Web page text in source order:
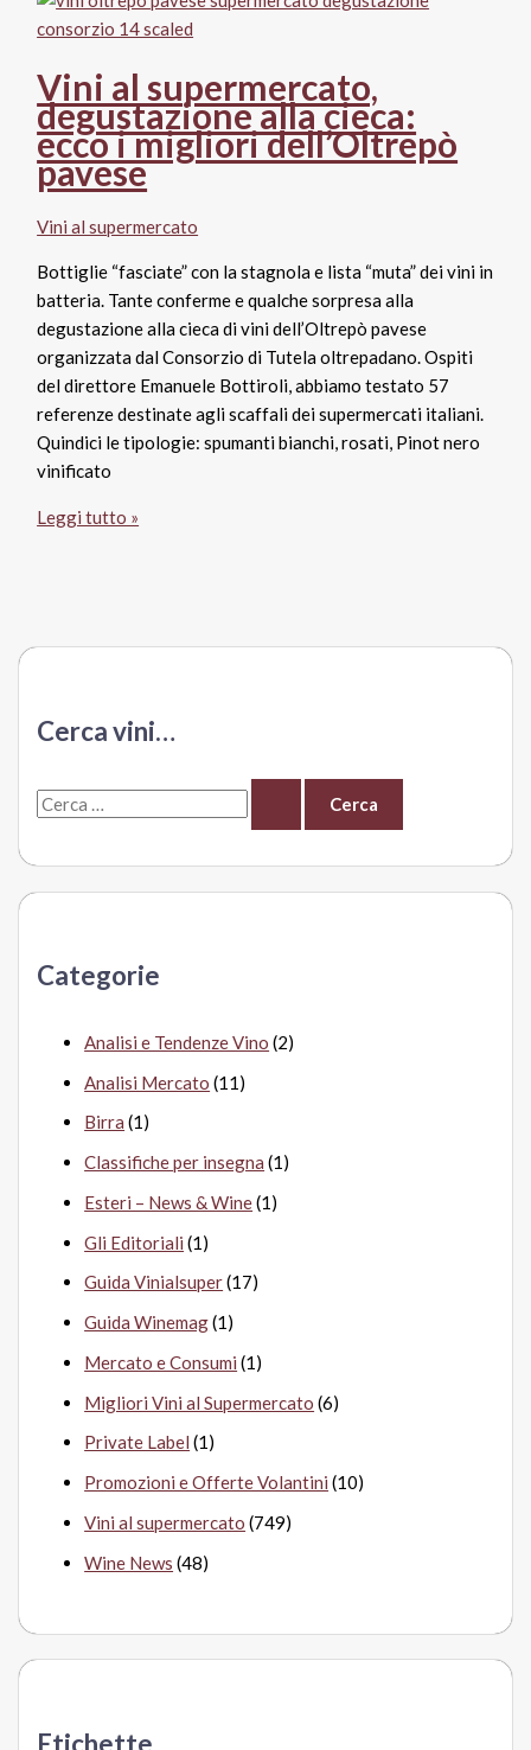
pavese
Doc
2024,
Quaquarini
Vini al supermercato,
degustazione alla cieca:
ecco i migliori dell’Oltrepò
pavese
Vini al supermercato
Bottiglie “fasciate” con la stagnola e lista “muta” dei vini in
batteria. Tante conferme e qualche sorpresa alla
degustazione alla cieca di vini dell’Oltrepò pavese
organizzata dal Consorzio di Tutela oltrepadano. Ospiti
del direttore Emanuele Bottiroli, abbiamo testato 57
referenze destinate agli scaffali dei supermercati italiani.
Quindici le tipologie: spumanti bianchi, rosati, Pinot nero
vinificato
Vini
migliori
pavese
Leggi tutto »
Cerca vini…
C
r
:Categorie
Analisi e Tendenze Vino (2)
Analisi Mercato (11)
Birra (1)
Classifiche per insegna (1)
Esteri – News & Wine(1)
Gli Editoriali (1)
Guida Vinialsuper(17)
Guida Winemag(1)
Mercato e Consumi (1)
Migliori Vini al Supermercato (6)
Private Label (1)
Promozioni e Offerte Volantini (10)
Vini al supermercato (749)
Wine News (48)
Etichette